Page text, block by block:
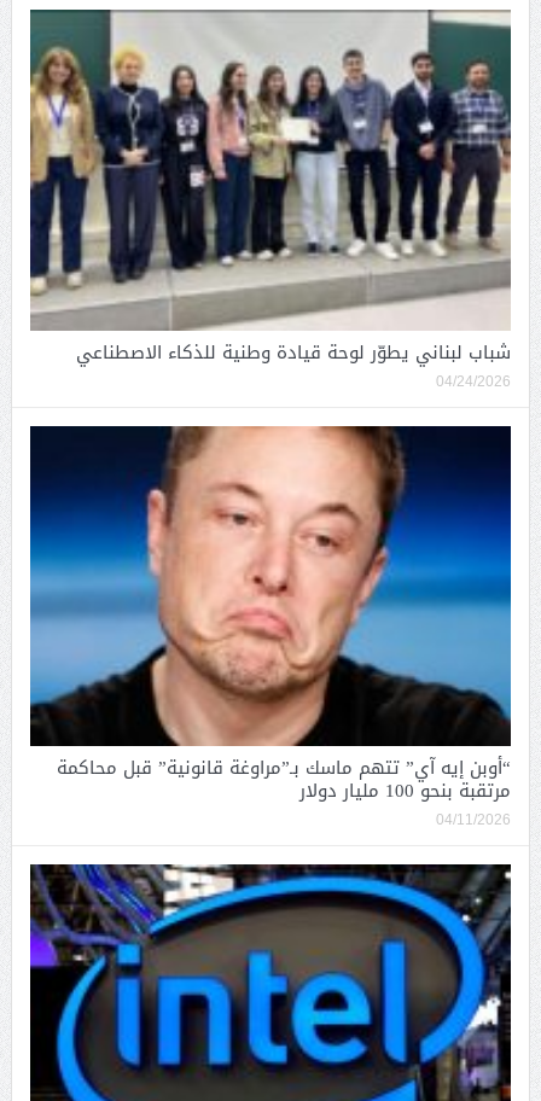
شباب لبناني يطوّر لوحة قيادة وطنية للذكاء الاصطناعي
04/24/2026
“أوبن إيه آي” تتهم ماسك بـ”مراوغة قانونية” قبل محاكمة
مرتقبة بنحو 100 مليار دولار
04/11/2026